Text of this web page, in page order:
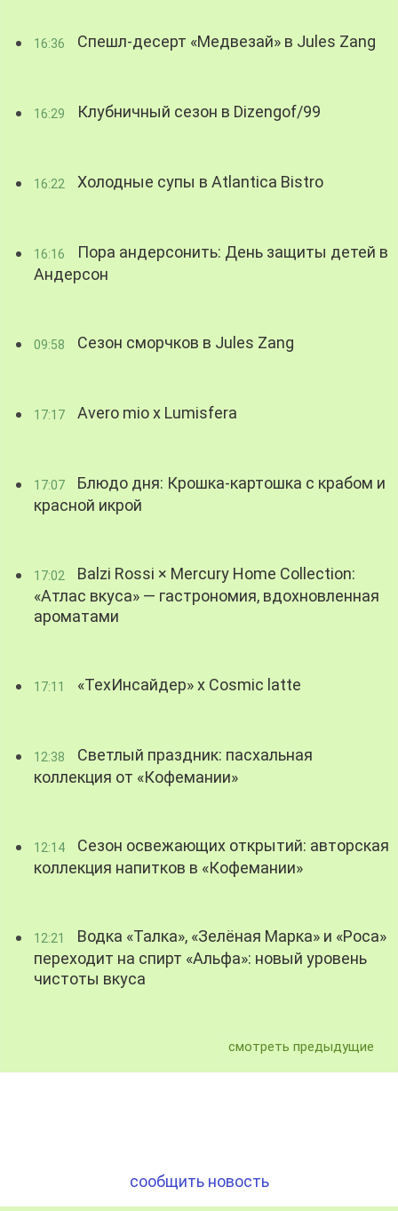
16:36 Спешл-десерт «Медвезай» в Jules Zang
16:29 Клубничный сезон в Dizengof/99
16:22 Холодные супы в Atlantica Bistro
16:16
Пора андерсонить: День защиты детей в
Андерсон
09:58 Сезон сморчков в Jules Zang
17:17 Avero mio x Lumisfera
17:07
Блюдо дня: Крошка-картошка с крабом и
красной икрой
17:02
Balzi Rossi × Mercury Home Collection:
«Атлас вкуса» — гастрономия, вдохновленная
ароматами
17:11 «ТехИнсайдер» х Cosmic latte
12:38
Светлый праздник: пасхальная
коллекция от «Кофемании»
12:14
Сезон освежающих открытий: авторская
коллекция напитков в «Кофемании»
12:21
Водка «Талка», «Зелёная Марка» и «Роса»
переходит на спирт «Альфа»: новый уровень
чистоты вкуса
смотреть предыдущие
сообщить новость